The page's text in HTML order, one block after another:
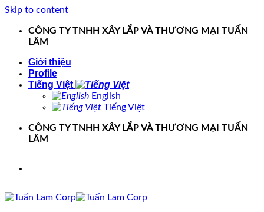
Skip to content
CÔNG TY TNHH XÂY LẮP VÀ THƯƠNG MẠI TUẤN
LÂM
Giới thiệu
Profile
Tiếng Việt
English
Tiếng Việt
CÔNG TY TNHH XÂY LẮP VÀ THƯƠNG MẠI TUẤN
LÂM